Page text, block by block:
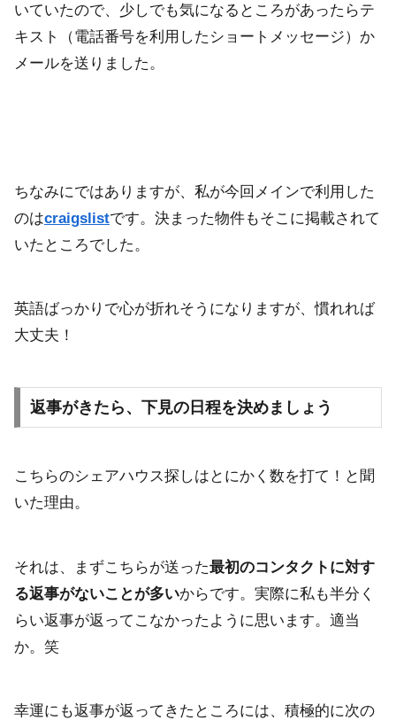
いていたので、少しでも気になるところがあったらテ
キスト（電話番号を利用したショートメッセージ）か
メールを送りました。
ちなみにではありますが、私が今回メインで利用した
のはcraigslistです。決まった物件もそこに掲載されて
いたところでした。
英語ばっかりで心が折れそうになりますが、慣れれば
大丈夫！
返事がきたら、下見の日程を決めましょう
こちらのシェアハウス探しはとにかく数を打て！と聞
いた理由。
それは、まずこちらが送った最初のコンタクトに対す
る返事がないことが多いからです。実際に私も半分く
らい返事が返ってこなかったように思います。適当
か。笑
幸運にも返事が返ってきたところには、積極的に次の